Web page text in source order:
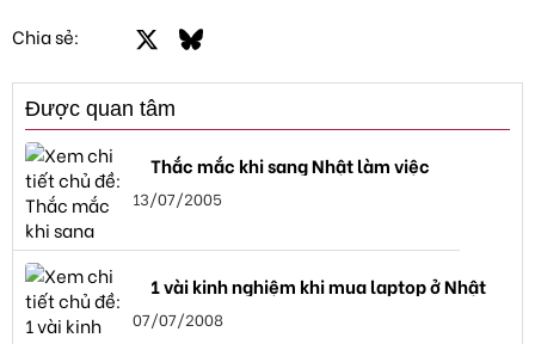
Chia sẻ: FacebookBluesky
Được quan tâm
Thắc mắc khi sang Nhật làm việc
13/07/2005
1 vài kinh nghiệm khi mua laptop ở Nhật
07/07/2008